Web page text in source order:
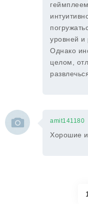
уровней и
Однако
целом,
amit141180
Хорошие
1